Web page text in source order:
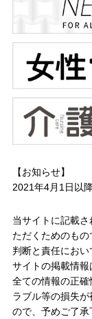
【お知らせ】
2021年4月1日以
当サイトに記載
ただくためのも
判断と責任にお
サイトの掲載情
全ての情報の正
ラブル等の損失
ので、予めご了承